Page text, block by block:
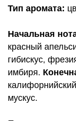
Тип аромата:
Начальная
красный
гибискус,
имбиря.
мускус.